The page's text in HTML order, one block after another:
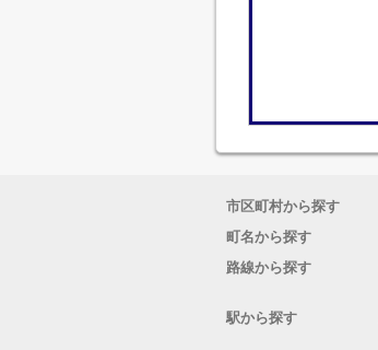
市区町村から探す
町名から探す
路線から探す
駅から探す